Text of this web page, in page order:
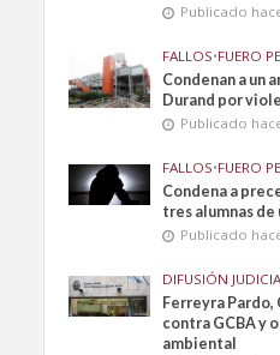
Publicado
FALLOS•FUERO
Condenan a un
Durand por
Publicado
FALLOS•FUERO
Condena a
tres alumnas
Publicado
DIFUSIÓN
Ferreyra Pardo,
contra GCBA y
ambiental